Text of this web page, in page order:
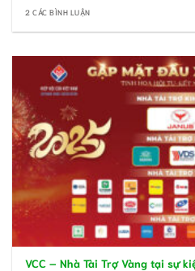
2 CÁC BÌNH LUẬN
VCC – Nhà Tài Trợ Vàng tại sự